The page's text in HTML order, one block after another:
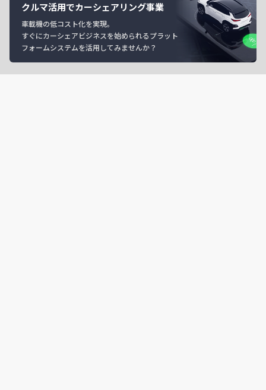
クルマ活用でカーシェアリング事業
車載機の低コスト化を実現。
すぐにカーシェアビジネスを始められるプラット
フォームシステムを活用してみませんか？